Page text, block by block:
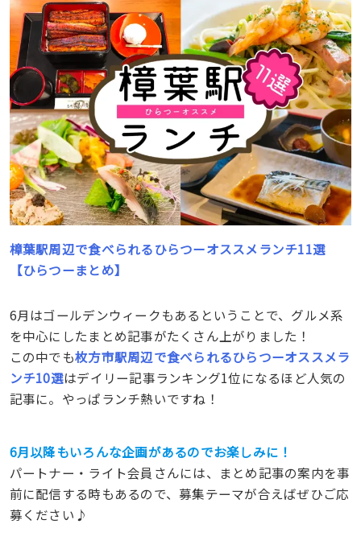
樟葉駅周辺で食べられるひらつーオススメランチ11選
【ひらつーまとめ】
6月はゴールデンウィークもあるということで、グルメ系
を中心にしたまとめ記事がたくさん上がりました！
この中でも枚方市駅周辺で食べられるひらつーオススメラ
ンチ10選はデイリー記事ランキング1位になるほど人気の
記事に。やっぱランチ熱いですね！
6月以降もいろんな企画があるのでお楽しみに！
パートナー・ライト会員さんには、まとめ記事の案内を事
前に配信する時もあるので、募集テーマが合えばぜひご応
募ください♪